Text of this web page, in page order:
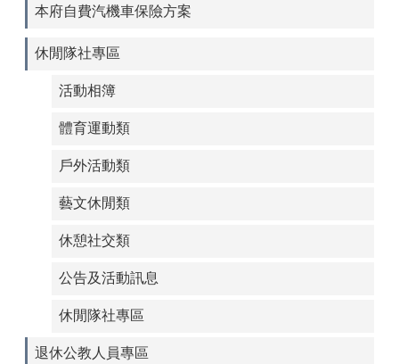
本府自費汽機車保險方案
休閒隊社專區
活動相簿
體育運動類
戶外活動類
藝文休閒類
休憩社交類
公告及活動訊息
休閒隊社專區
退休公教人員專區